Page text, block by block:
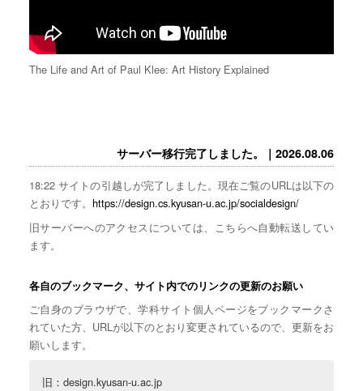
The Life and Art of Paul Klee: Art History Explained
サーバー移行完了しました。｜2026.08.06
18:22 サイトの引越しが完了しました。現在ご覧のURLは以下の
とおりです。 https://design.cs.kyusan-u.ac.jp/socialdesign/
旧サーバーへのアクセスについては、こちらへ自動転送してい
ます。
各自のブックマーク、サイト内でのリンクの更新のお願い
ご自身のブラウザで、学科サイト個人ページをブックマークさ
れていた方、URLが以下のとおり変更されているので、更新をお
願いします。
旧：design.kyusan-u.ac.jp